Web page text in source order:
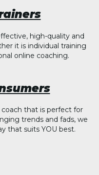
high-quality and
it is individual training
online coaching.
coach that is perfect for
trends and fads, we
that suits YOU best.